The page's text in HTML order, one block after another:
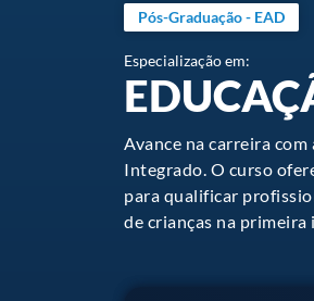
Pós-Graduação - EAD
Especialização em:
Avance na carreira
Integrado. O curso
para qualificar
de crianças na primeira